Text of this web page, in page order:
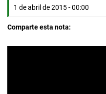
1 de abril de 2015 - 00:00
Comparte esta nota: